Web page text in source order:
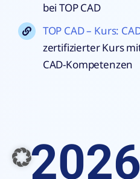
bei TOP CAD
TOP CAD – Kurs:
zertifizierter Kurs
CAD-Kompetenzen
2026